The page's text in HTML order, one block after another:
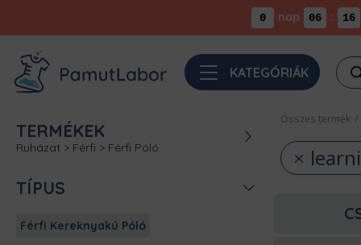
0 nap 06 : 16
KATEGÓRIÁK
TERMÉKEK
Ruházat > Férfi > Férfi Póló
TÍPUS
Férfi Kereknyakú Póló
Összes termék /